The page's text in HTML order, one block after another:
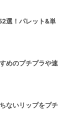
選！パレット&単
めのプチプラや速
ないリップをプチ